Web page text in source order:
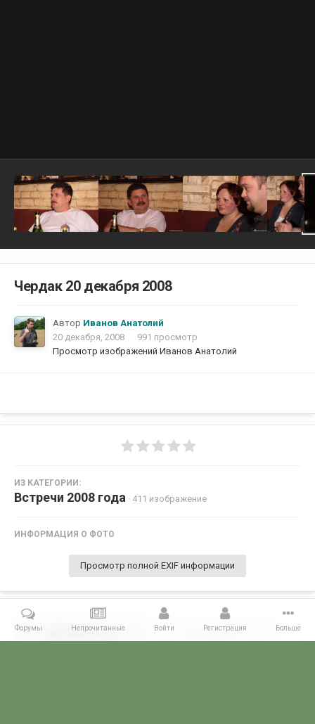
Чердак 20 декабря 2008
Автор Иванов Анатолий
20 декабря, 2008
991 просмотр
Просмотр изображений Иванов Анатолий
ИЗ КАТЕГОРИИ:
Встречи 2008 года · 411 изображение
ИНФОРМАЦИЯ О ФОТО
Просмотр полной EXIF информации
Поделиться Подписчики 0
Форумы Непрочитанные Войти Регистрация Больше